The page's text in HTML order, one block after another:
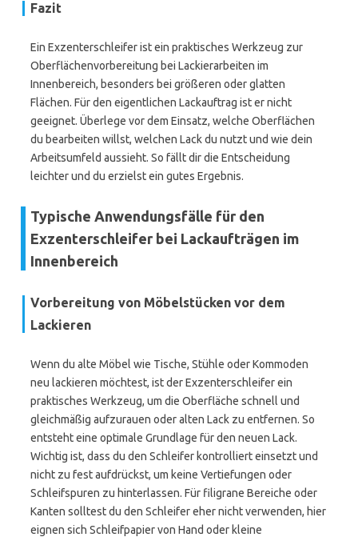
Fazit
Ein Exzenterschleifer ist ein praktisches Werkzeug zur
Oberflächenvorbereitung bei Lackierarbeiten im
Innenbereich, besonders bei größeren oder glatten
Flächen. Für den eigentlichen Lackauftrag ist er nicht
geeignet. Überlege vor dem Einsatz, welche Oberflächen
du bearbeiten willst, welchen Lack du nutzt und wie dein
Arbeitsumfeld aussieht. So fällt dir die Entscheidung
leichter und du erzielst ein gutes Ergebnis.
Typische Anwendungsfälle für den
Exzenterschleifer bei Lackaufträgen im
Innenbereich
Vorbereitung von Möbelstücken vor dem
Lackieren
Wenn du alte Möbel wie Tische, Stühle oder Kommoden
neu lackieren möchtest, ist der Exzenterschleifer ein
praktisches Werkzeug, um die Oberfläche schnell und
gleichmäßig aufzurauen oder alten Lack zu entfernen. So
entsteht eine optimale Grundlage für den neuen Lack.
Wichtig ist, dass du den Schleifer kontrolliert einsetzt und
nicht zu fest aufdrückst, um keine Vertiefungen oder
Schleifspuren zu hinterlassen. Für filigrane Bereiche oder
Kanten solltest du den Schleifer eher nicht verwenden, hier
eignen sich Schleifpapier von Hand oder kleine